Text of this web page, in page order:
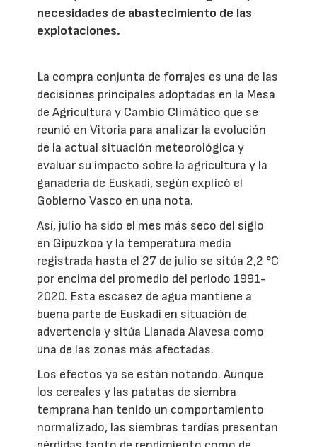
necesidades de abastecimiento de las
explotaciones.
La compra conjunta de forrajes es una de las
decisiones principales adoptadas en la Mesa
de Agricultura y Cambio Climático que se
reunió en Vitoria para analizar la evolución
de la actual situación meteorológica y
evaluar su impacto sobre la agricultura y la
ganadería de Euskadi, según explicó el
Gobierno Vasco en una nota.
Así, julio ha sido el mes más seco del siglo
en Gipuzkoa y la temperatura media
registrada hasta el 27 de julio se sitúa 2,2 °C
por encima del promedio del periodo 1991-
2020. Esta escasez de agua mantiene a
buena parte de Euskadi en situación de
advertencia y sitúa Llanada Alavesa como
una de las zonas más afectadas.
Los efectos ya se están notando. Aunque
los cereales y las patatas de siembra
temprana han tenido un comportamiento
normalizado, las siembras tardías presentan